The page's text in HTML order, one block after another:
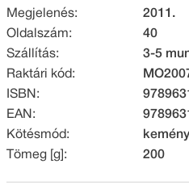
Megjelenés:
2011.
Oldalszám:
40
Szállítás:
3-5
Raktári kód:
ISBN:
EAN:
Kötésmód:
Tömeg [g]:
200